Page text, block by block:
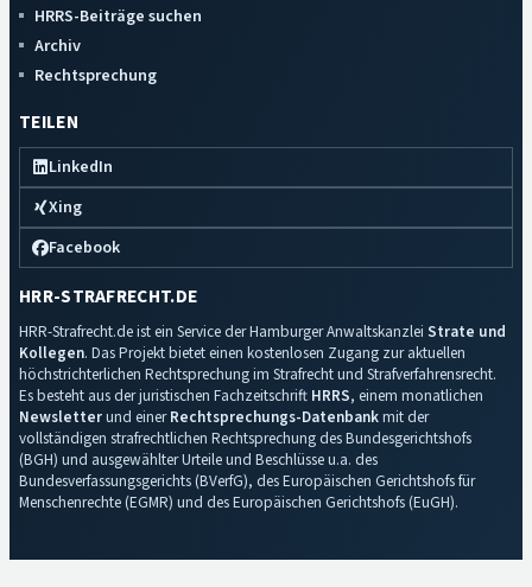
HRRS-Beiträge suchen
Archiv
Rechtsprechung
TEILEN
LinkedIn
Xing
Facebook
HRR-STRAFRECHT.DE
HRR-Strafrecht.de ist ein Service der Hamburger Anwaltskanzlei Strate und
Kollegen. Das Projekt bietet einen kostenlosen Zugang zur aktuellen
höchstrichterlichen Rechtsprechung im Strafrecht und Strafverfahrensrecht.
Es besteht aus der juristischen Fachzeitschrift HRRS, einem monatlichen
Newsletterund einerRechtsprechungs-Datenbankmit der
vollständigen strafrechtlichen Rechtsprechung des Bundesgerichtshofs
(BGH) und ausgewählter Urteile und Beschlüsse u.a. des
Bundesverfassungsgerichts (BVerfG), des Europäischen Gerichtshofs für
Menschenrechte (EGMR) und des Europäischen Gerichtshofs (EuGH).